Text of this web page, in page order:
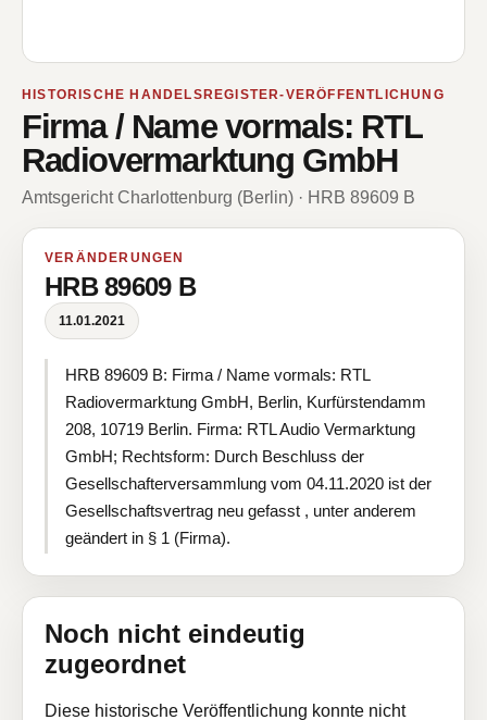
HISTORISCHE HANDELSREGISTER-VERÖFFENTLICHUNG
Firma / Name vormals: RTL
Radiovermarktung GmbH
Amtsgericht Charlottenburg (Berlin) · HRB 89609 B
VERÄNDERUNGEN
HRB 89609 B
11.01.2021
HRB 89609 B: Firma / Name vormals: RTL
Radiovermarktung GmbH, Berlin, Kurfürstendamm
208, 10719 Berlin. Firma: RTL Audio Vermarktung
GmbH; Rechtsform: Durch Beschluss der
Gesellschafterversammlung vom 04.11.2020 ist der
Gesellschaftsvertrag neu gefasst , unter anderem
geändert in § 1 (Firma).
Noch nicht eindeutig
zugeordnet
Diese historische Veröffentlichung konnte nicht